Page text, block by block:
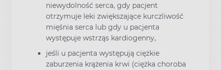
niewydolność serca, gdy pacjent
otrzymuje leki zwiększające kurczliwość
mięśnia serca lub gdy u pacjenta
występuje wstrząs kardiogenny,
jeśli u pacjenta występują ciężkie
zaburzenia krążenia krwi (ciężka choroba